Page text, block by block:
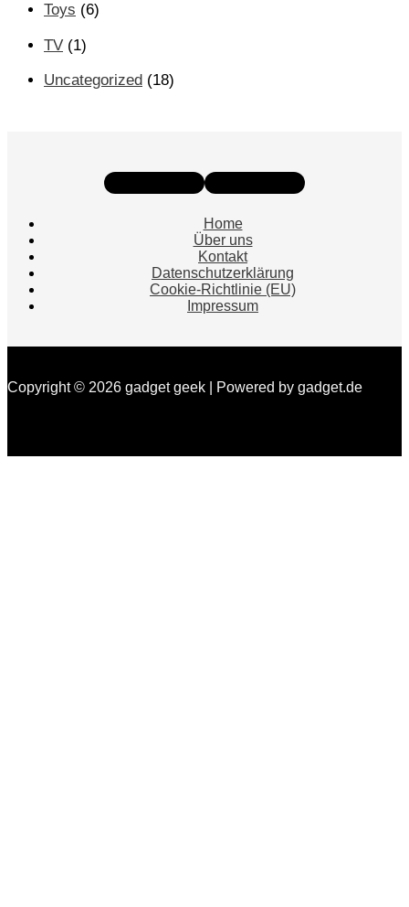
Toys (6)
TV (1)
Uncategorized (18)
Home
Über uns
Kontakt
Datenschutzerklärung
Cookie-Richtlinie (EU)
Impressum
Copyright © 2026 gadget geek | Powered by gadget.de